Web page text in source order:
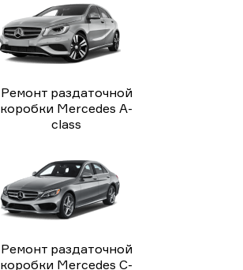
Ремонт раздаточной
коробки Mercedes A-
class
Ремонт раздаточной
коробки Mercedes C-